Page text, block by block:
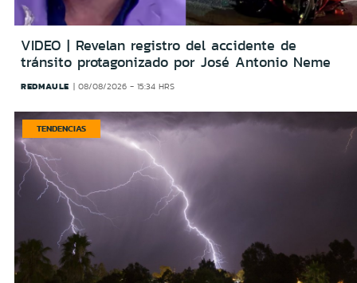
VIDEO | Revelan registro del accidente de
tránsito protagonizado por José Antonio Neme
REDMAULE 08/08/2026 - 15:34 HRS
TENDENCIAS